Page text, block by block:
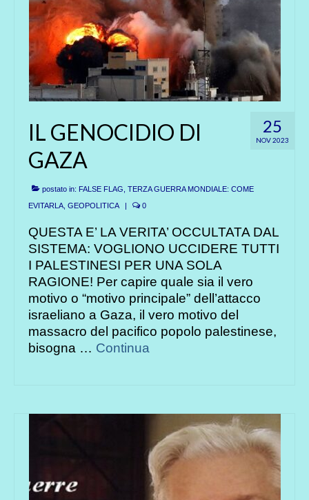
25
NOV 2023
IL GENOCIDIO DI
GAZA
postato in: FALSE FLAG, TERZA GUERRA MONDIALE: COME
EVITARLA GEOPOLITICA | 0
QUESTA E’ LA VERITA’ OCCULTATA DAL
SISTEMA: VOGLIONO UCCIDERE TUTTI
I PALESTINESI PER UNA SOLA
RAGIONE! Per capire quale sia il vero
motivo o “motivo principale” dell’attacco
israeliano a Gaza, il vero motivo del
massacro del pacifico popolo palestinese,
bisogna … Continua